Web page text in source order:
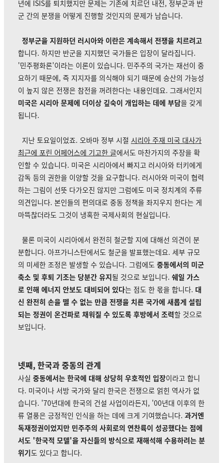
년에 ISIS를 퇴치했지만 문제는 기존에 치르던 내전, 정부군과 반
군 간의 분쟁을 어떻게 진행할 것인지의 문제가 남습니다.
정부군을 지원하던 러시아와 이란은 계속해서 전쟁을 치르려고
합니다. 하지만 반군을 지지했던 국가들은 입장이 달라집니다.
'민주평화론'이라는 이론이 있습니다. 민주주의 국가는 재선이 중
요하기 때문에, 즉 지지자를 의식해야 되기 때문에 승산의 가능성
이 높지 않은 전쟁은 참전을 꺼려한다는 내용인데요. 그래서인지
미국은 시리아 문제에 더이상 깊숙이 개입하는 데에 부담을 갖게
됩니다.
지난 토요일이었죠. 오바마 정부 시절 시리아 주재 미국 대사가
최근에 포린 어페어스에 기고한 글에서도 마찬가지의 주장을 확
인할 수 있습니다. 미국은 시리아에서 빠지고 러시아와 터키에게
감독 등의 권한을 이양할 것을 요구합니다. 러시아와 미국이 협력
하는 그림이 선뜻 다가오진 않지만 그럼에도 미국 정치계의 주류
의견입니다. 본인들의 편의대로 중동 정책을 좌지우지 한다는 게
마뜩찮더라도 그것이 냉혹한 국제사회의 현실입니다.
물론 미국이 시리아에서 완전히 철군할 지에 대해선 의견이 분
분합니다. 아프가니스탄에서도 철군을 발표했는데요. 세부 규모
의 미세한 조정은 발생할 수 있습니다. 그럼에도 중동에서의 미군
축소 및 후퇴 기조는 당분간 유지될 것으로 보입니다. 쉐일 가스
로 인해 에너지 안보도 대비되어 있다는 점도 한 몫을 합니다. 대
신 완전히 손을 뗄 수 없는 만큼 전쟁을 치른 국가에 새롭게 설립
되는 정권이 온건파로 채워질 수 있도록 후방에서 조력할 것으로
보입니다.
넷째, 한국과 중동의 관계
사실 중동에서는 한국에 대해 상당히 우호적인 입장이라고 합니
다. 미국이나 서방 국가와 달리 한국은 전쟁으로 얽힌 역사가 없
습니다. '70년대에 한국의 건설 사업이라든지, '00년대 이후의 한
류 열풍은 긍정적인 인식을 하는 데에 크게 기여했습니다. 과거엔
독재정권이었지만 민주주의 사회로의 연찬륙이 성공했다는 점에
서도 '한국적 모델'을 자신들의 방식으로 재해석해 수용하려는 분
위기도 있다고 합니다.